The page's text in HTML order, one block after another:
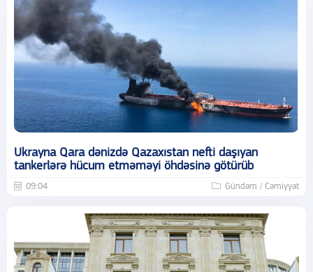
Ukrayna Qara dənizdə Qazaxıstan nefti daşıyan
tankerlərə hücum etməməyi öhdəsinə götürüb
09:04 Gündəm / Cəmiyyət